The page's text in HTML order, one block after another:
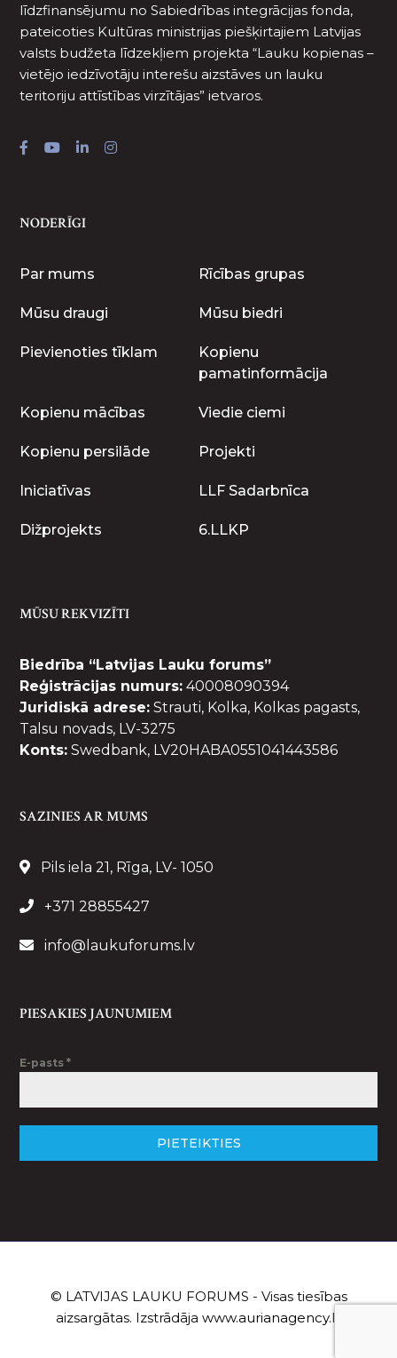
līdzfinansējumu no Sabiedrības integrācijas fonda,
pateicoties Kultūras ministrijas piešķirtajiem Latvijas
valsts budžeta līdzekļiem projekta “Lauku kopienas –
vietējo iedzīvotāju interešu aizstāves un lauku
teritoriju attīstības virzītājas” ietvaros.
NODERĪGI
Par mums Rīcības grupas
Mūsu draugi Mūsu biedri
Pievienoties tīklam
Kopienu
pamatinformācija
Kopienu mācības Viedie ciemi
Kopienu persilāde Projekti
Iniciatīvas LLF Sadarbnīca
Dižprojekts 6.LLKP
MŪSU REKVIZĪTI
Biedrība “Latvijas Lauku forums”
Reģistrācijas numurs: 40008090394
Juridiskā adrese: Strauti, Kolka, Kolkas pagasts,
Talsu novads, LV-3275
Konts: Swedbank, LV20HABA0551041443586
SAZINIES AR MUMS
Pils iela 21, Rīga, LV- 1050
+371 28855427
info@laukuforums.lv
PIESAKIES JAUNUMIEM
E-pasts*
PIETEIKTIES
© LATVIJAS LAUKU FORUMS - Visas tiesības
aizsargātas. Izstrādāja www.aurianagency.lv